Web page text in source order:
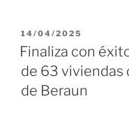
14/04/2025
Finaliza con
de 63 viviendas
de Beraun